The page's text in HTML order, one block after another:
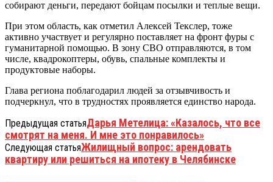
собирают деньги, передают бойцам посылки и теплые вещи.
При этом область, как отметил Алексей Текслер, тоже
активно участвует и регулярно поставляет на фронт фуры с
гуманитарной помощью. В зону СВО отправляются, в том
числе, квадрокоптеры, обувь, спальные комплекты и
продуктовые наборы.
Глава региона поблагодарил людей за отзывчивость и
подчеркнул, что в трудностях проявляется единство народа.
Предыдущая статьяДарья Метелица: «Казалось, что все
смотрят на меня. И мне это понравилось»
Следующая статьяЖилищный вопрос: арендовать
квартиру или решиться на ипотеку в Челябинске